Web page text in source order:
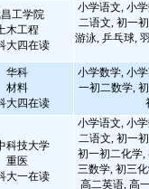
工学院
木工程
大四在读
小学语文, 小
二语文, 初一
游泳, 乒乓球,
华科
材料
大四在读
小学数学, 小
一初二数学,
科技大学
重医
大一在读
小学语文, 小
二语文, 初一
初一初二化学,
三数学, 初三
高二英语, 高